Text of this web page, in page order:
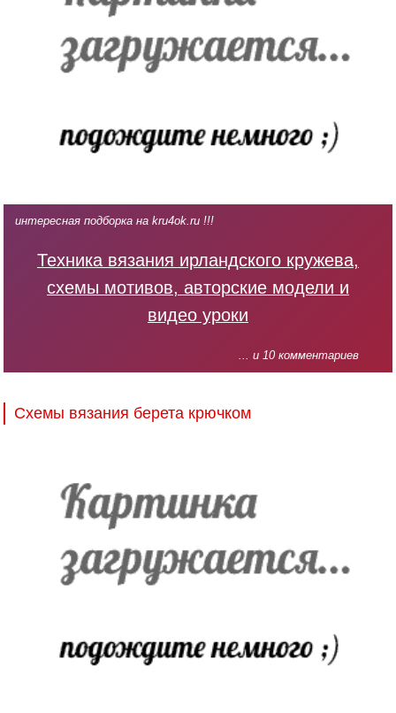
интересная подборка на kru4ok.ru !!!
Техника вязания ирландского кружева,
схемы мотивов, авторские модели и
видео уроки
... и 10 комментариев
Схемы вязания берета крючком